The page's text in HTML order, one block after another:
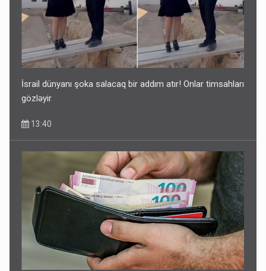
Bu ölkələrə şəxsiyyət vəsiqəsi ilə gedə biləcəksiniz -
SİYAHI
Ərdoğana sui-qəsd planının iştirakçısı detalları açıqladı
5 Avqust 16:56
İsrail dünyanı şoka salacaq bir addım atır! Onlar timsahları
gözləyir
13:40